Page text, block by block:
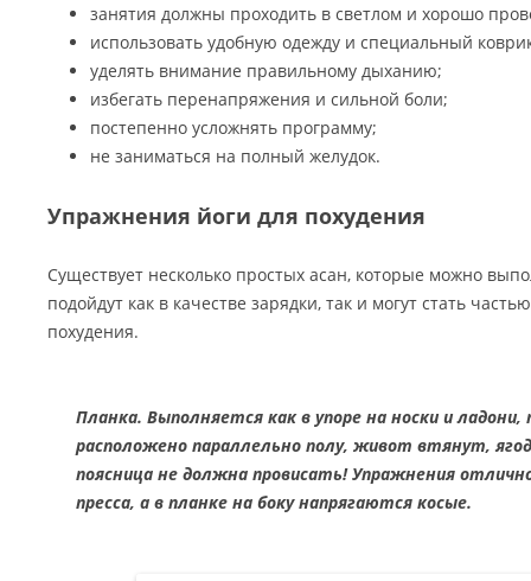
занятия должны проходить в светлом и хорошо
использовать удобную одежду и специальный
уделять внимание правильному дыханию;
избегать перенапряжения и сильной боли;
постепенно усложнять программу;
не заниматься на полный желудок.
Упражнения йоги для похудения
Существует несколько простых асан, которые можно
подойдут как в качестве зарядки, так и могут стать
похудения.
Планка. Выполняется как в упоре на носки и ладони,
расположено параллельно полу, живот втянут,
поясница не должна провисать! Упражнения
пресса, а в планке на боку напрягаются косые.